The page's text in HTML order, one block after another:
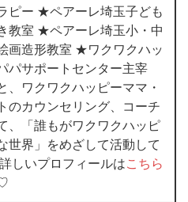
ピー ★ペアーレ埼玉子ども
教室 ★ペアーレ埼玉小・中
画造形教室 ★ワクワクハッ
パサポートセンター主宰
、ワクワクハッピーママ・
のカウンセリング、コーチ
、「誰もがワクワクハッピ
世界」をめざして活動して
しいプロフィールはこちら